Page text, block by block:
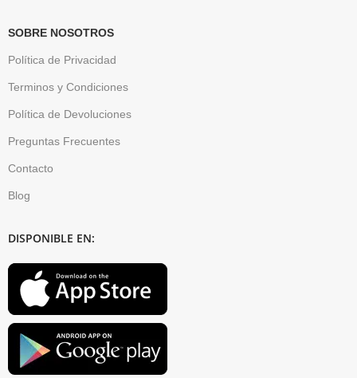
SOBRE NOSOTROS
Política de Privacidad
Terminos y Condiciones
Política de Devoluciones
Preguntas Frecuentes
Contacto
Blog
DISPONIBLE EN: